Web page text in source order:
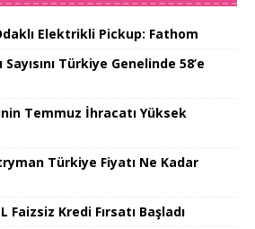
Elektrikli Pickup: Fathom
Türkiye Genelinde 58’e
Temmuz İhracatı Yüksek
Türkiye Fiyatı Ne Kadar
Kredi Fırsatı Başladı